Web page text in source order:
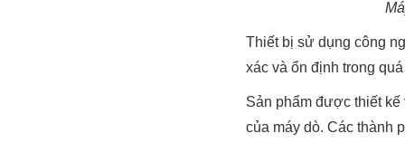
Thiết bị sử dụng công
xác và ổn định trong
Sản phẩm được thiết
của máy dò. Các thành